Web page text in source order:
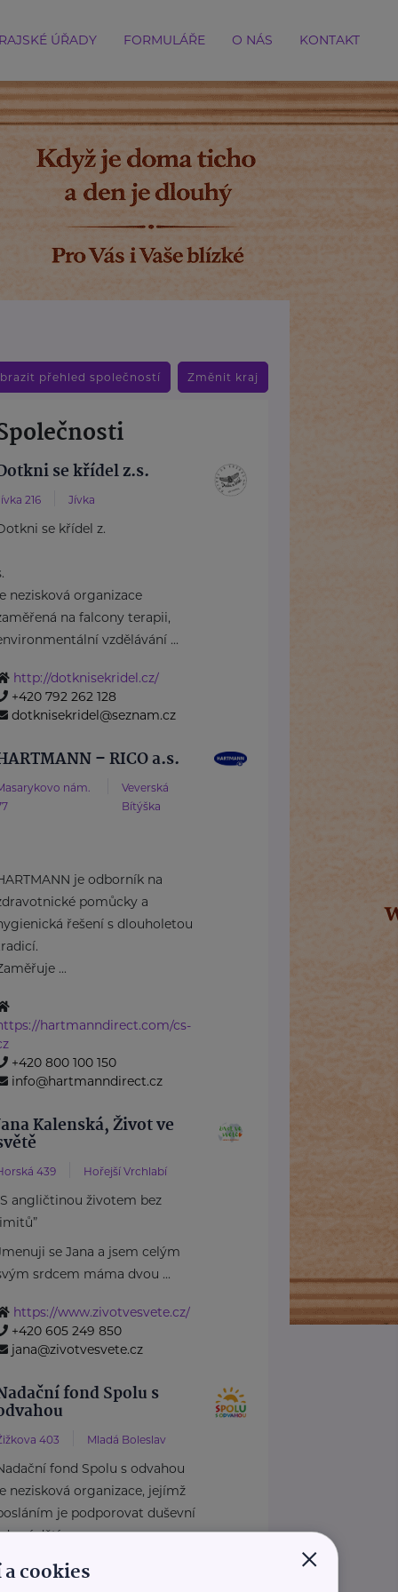
ÚŘADY FORMULÁŘE O NÁS KONTAKT
přehled společností Změnit kraj
se křídel z.s.
216 Jívka
se křídel z.
nezisková organizace
na falcony terapii,
vzdělávání ...
http://dotknisekridel.cz/
+420 792 262 128
dotknisekridel@seznam.cz
– RICO a.s.
nám.
Veverská
Bítýška
je odborník na
pomůcky a
řešení s dlouholetou
...
hartmanndirect.com/cs-
+420 800 100 150
info@hartmanndirect.cz
Kalenská, Život ve
439 Hořejší Vrchlabí
angličtinou životem bez
se Jana a jsem celým
srdcem máma dvou ...
https://www.zivotvesvete.cz/
+420 605 249 850
jana@zivotvesvete.cz
fond Spolu s
403 Mladá Boleslav
fond Spolu s odvahou
nezisková organizace, jejímž
je podporovat duševní
dětí ...
https://spolusodvahou.org/cz/
×
cookies